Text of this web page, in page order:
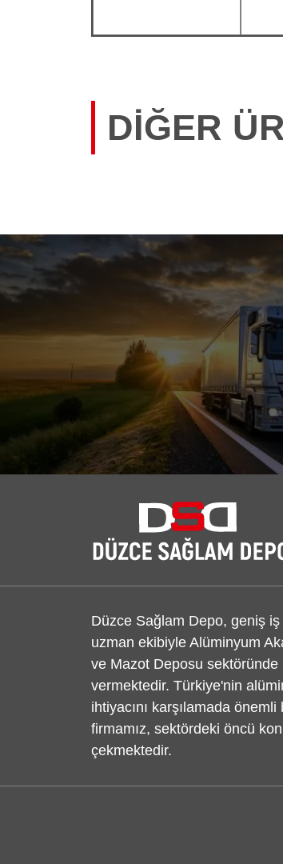
DIĞER
Düzce Sağlam Depo, geniş
uzman ekibiyle Alüminyum
ve Mazot Deposu sektöründe
vermektedir. Türkiye'nin
ihtiyacını karşılamada
firmamız, sektördeki öncü
çekmektedir.